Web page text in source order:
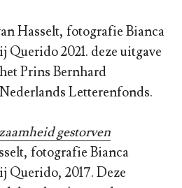
Hasselt, fotografie Bianca
Querido 2021. deze uitgave
Prins Bernhard
Letterenfonds.
gestorven
fotografie Bianca
Querido, 2017. Deze